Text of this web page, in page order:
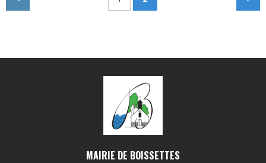
MAIRIE DE BOISSETTES